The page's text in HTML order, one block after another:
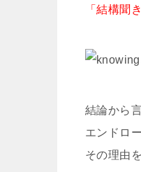
「結構聞
結論から
エンドロ
その理由